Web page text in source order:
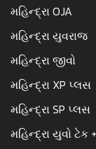
મહિન્દ્રા OJA
મહિન્દ્રા યુવરાજ
મહિન્દ્રા જીવો
મહિન્દ્રા XP પ્લસ
મહિન્દ્રા SP પ્લસ
મહિન્દ્રા યુવો ટેક +